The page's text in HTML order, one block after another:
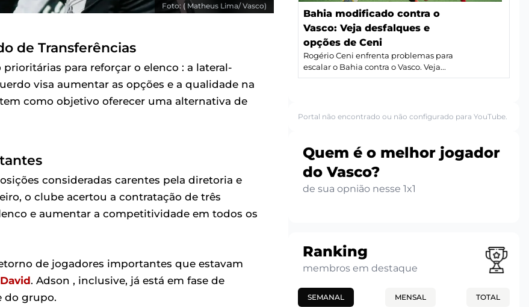
Foto: ( Matheus Lima/ Vasco)
de Transferências
para reforçar o elenco : a lateral-
visa aumentar as opções e a qualidade na
como objetivo oferecer uma alternativa de
consideradas carentes pela diretoria e
o clube acertou a contratação de três
e aumentar a competitividade em todos os
de jogadores importantes que estavam
David. Adson , inclusive, já está em fase de
do grupo.
Bahia modificado contra o
Vasco: Veja desfalques e
opções de Ceni
Rogério Ceni enfrenta problemas para
escalar o Bahia contra o Vasco. Veja...
Portal não encontrado ou não configurado para YouTube.
Quem é o melhor jogador
do Vasco?
de sua opnião nesse 1x1
Ranking
membros em destaque
SEMANAL MENSAL TOTAL